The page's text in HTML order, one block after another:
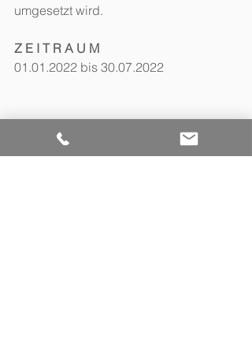
umgesetzt wird.
Z E I T R A U M
01.01.2022 bis 30.07.2022